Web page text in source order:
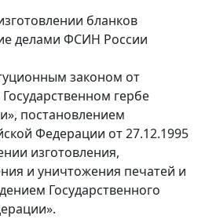
бланков
делами ФСИН России
законом от
гербе
постановлением
Федерации от 27.12.1995
изготовления,
и уничтожения печатей и
Государственного